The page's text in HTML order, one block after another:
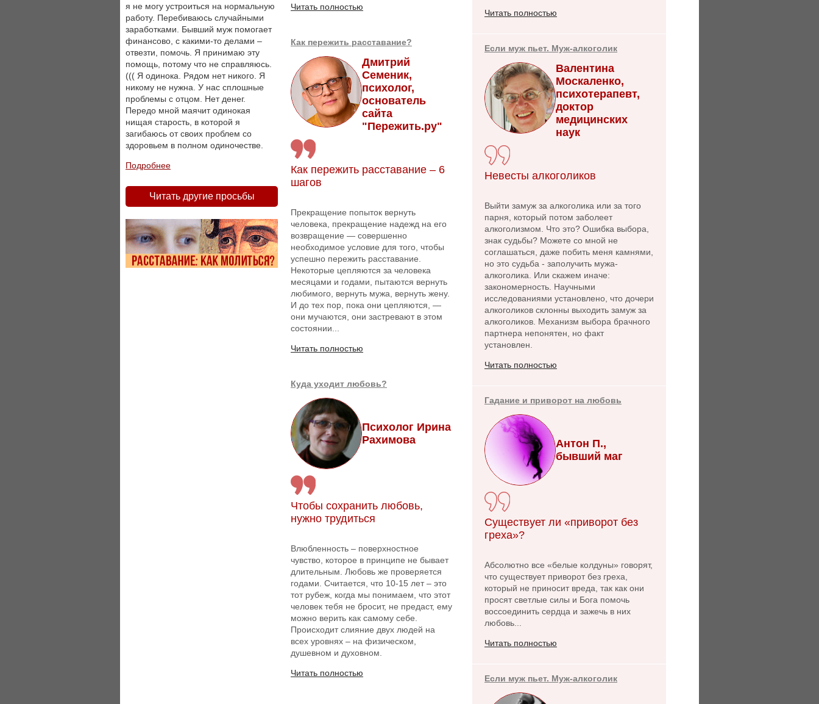
Читать полностью
Как пережить расставание?
Дмитрий
Семеник,
психолог,
основатель
сайта
"Пережить.ру"
Как пережить расставание – 6
шагов
Прекращение попыток вернуть
человека, прекращение надежд на его
возвращение — совершенно
необходимое условие для того, чтобы
успешно пережить расставание.
Некоторые цепляются за человека
месяцами и годами, пытаются вернуть
любимого, вернуть мужа, вернуть жену.
И до тех пор, пока они цепляются, —
они мучаются, они застревают в этом
состоянии...
Читать полностью
Куда уходит любовь?
Психолог Ирина
Рахимова
Чтобы сохранить любовь,
нужно трудиться
Влюбленность – поверхностное
чувство, которое в принципе не бывает
длительным. Любовь же проверяется
годами. Считается, что 10-15 лет – это
тот рубеж, когда мы понимаем, что этот
человек тебя не бросит, не предаст, ему
можно верить как самому себе.
Происходит слияние двух людей на
всех уровнях – на физическом,
душевном и духовном.
Читать полностью
Читать полностью
Если муж пьет. Муж-алкоголик
Валентина
Москаленко,
психотерапевт,
доктор
медицинских
наук
Невесты алкоголиков
Выйти замуж за алкоголика или за того
парня, который потом заболеет
алкоголизмом. Что это? Ошибка выбора,
знак судьбы? Можете со мной не
соглашаться, даже побить меня камнями,
но это судьба - заполучить мужа-
алкоголика. Или скажем иначе:
закономерность. Научными
исследованиями установлено, что дочери
алкоголиков склонны выходить замуж за
алкоголиков. Механизм выбора брачного
партнера непонятен, но факт
установлен.
Читать полностью
Гадание и приворот на любовь
Антон П.,
бывший маг
Существует ли «приворот без
греха»?
Абсолютно все «белые колдуны» говорят,
что существует приворот без греха,
который не приносит вреда, так как они
просят светлые силы и Бога помочь
воссоединить сердца и зажечь в них
любовь...
Читать полностью
Если муж пьет. Муж-алкоголик
я не могу устроиться на нормальную
работу. Перебиваюсь случайными
заработками. Бывший муж помогает
финансово, с какими-то делами –
отвезти, помочь. Я принимаю эту
помощь, потому что не справляюсь.
((( Я одинока. Рядом нет никого. Я
никому не нужна. У нас сплошные
проблемы с отцом. Нет денег.
Передо мной маячит одинокая
нищая старость, в которой я
загибаюсь от своих проблем со
здоровьем в полном одиночестве.
Подробнее
Читать другие просьбы